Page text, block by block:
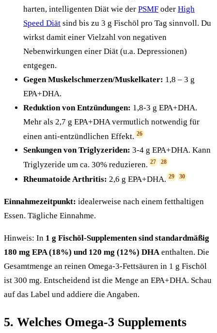
harten, intelligenten Diät wie der PSMF oder High
Speed Diät sind bis zu 3 g Fischöl pro Tag sinnvoll. Du
wirkst damit einer Vielzahl von negativen
Nebenwirkungen einer Diät (u.a. Depressionen)
entgegen.
Gegen Muskelschmerzen/Muskelkater: 1,8 – 3 g
EPA+DHA.
Reduktion von Entzündungen: 1,8-3 g EPA+DHA.
Mehr als 2,7 g EPA+DHA vermutlich notwendig für
einen anti-entzündlichen Effekt. 26
Senkungen von Triglyzeriden: 3-4 g EPA+DHA. Kann
Triglyzeride um ca. 30% reduzieren. 27 28
Rheumatoide Arthritis: 2,6 g EPA+DHA. 29 30
Einnahmezeitpunkt: idealerweise nach einem fetthaltigen
Essen. Tägliche Einnahme.
Hinweis: In 1 g Fischöl-Supplementen sind standardmäßig
180 mg EPA (18%) und 120 mg (12%) DHA enthalten. Die
Gesamtmenge an reinen Omega-3-Fettsäuren in 1 g Fischöl
ist 300 mg. Entscheidend ist die Menge an EPA+DHA. Schau
auf das Label und addiere die Angaben.
5. Welches Omega-3 Supplements